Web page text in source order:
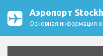
Аэропорт
Основная информация